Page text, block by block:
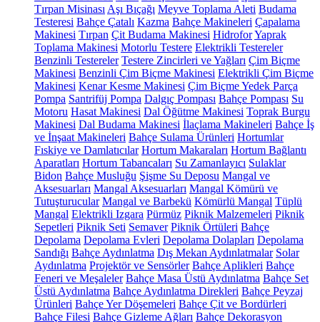
Tırpan Misinası Aşı Bıçağı Meyve Toplama Aleti Budama
Testeresi Bahçe Çatalı Kazma Bahçe Makineleri Çapalama
Makinesi Tırpan Çit Budama Makinesi HidroforYaprak
Toplama Makinesi Motorlu Testere Elektrikli Testereler
Benzinli Testereler Testere Zincirleri ve Yağları Çim Biçme
Makinesi Benzinli Çim Biçme Makinesi Elektrikli Çim Biçme
Makinesi Kenar Kesme Makinesi Çim Biçme Yedek Parça
Pompa Santrifüj Pompa Dalgıç Pompası Bahçe Pompası Su
Motoru Hasat Makinesi Dal Öğütme Makinesi Toprak Burgu
Makinesi Dal Budama Makinesi İlaçlama Makineleri Bahçe İş
ve İnşaat Makineleri Bahçe Sulama Ürünleri Hortumlar
Fıskiye ve Damlatıcılar Hortum Makaraları Hortum Bağlantı
Aparatları Hortum Tabancaları Su Zamanlayıcı Sulaklar
Bidon Bahçe Musluğu Şişme Su Deposu Mangal ve
Aksesuarları Mangal Aksesuarları Mangal Kömürü ve
Tutuşturucular Mangal ve Barbekü Kömürlü Mangal Tüplü
Mangal Elektrikli Izgara Pürmüz Piknik Malzemeleri Piknik
Sepetleri Piknik Seti Semaver Piknik Örtüleri Bahçe
Depolama Depolama Evleri Depolama Dolapları Depolama
Sandığı Bahçe Aydınlatma Dış Mekan Aydınlatmalar Solar
Aydınlatma Projektör ve Sensörler Bahçe Aplikleri Bahçe
Feneri ve Meşaleler Bahçe Masa Üstü Aydınlatma Bahçe Set
Üstü Aydınlatma Bahçe Aydınlatma Direkleri Bahçe Peyzaj
Ürünleri Bahçe Yer Döşemeleri Bahçe Çit ve Bordürleri
Bahçe Filesi Bahçe Gizleme Ağları Bahçe Dekorasyon